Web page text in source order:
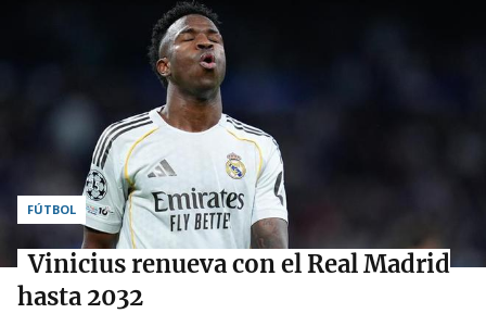
FÚTBOL
Vinicius renueva con el Real Madrid
hasta 2032